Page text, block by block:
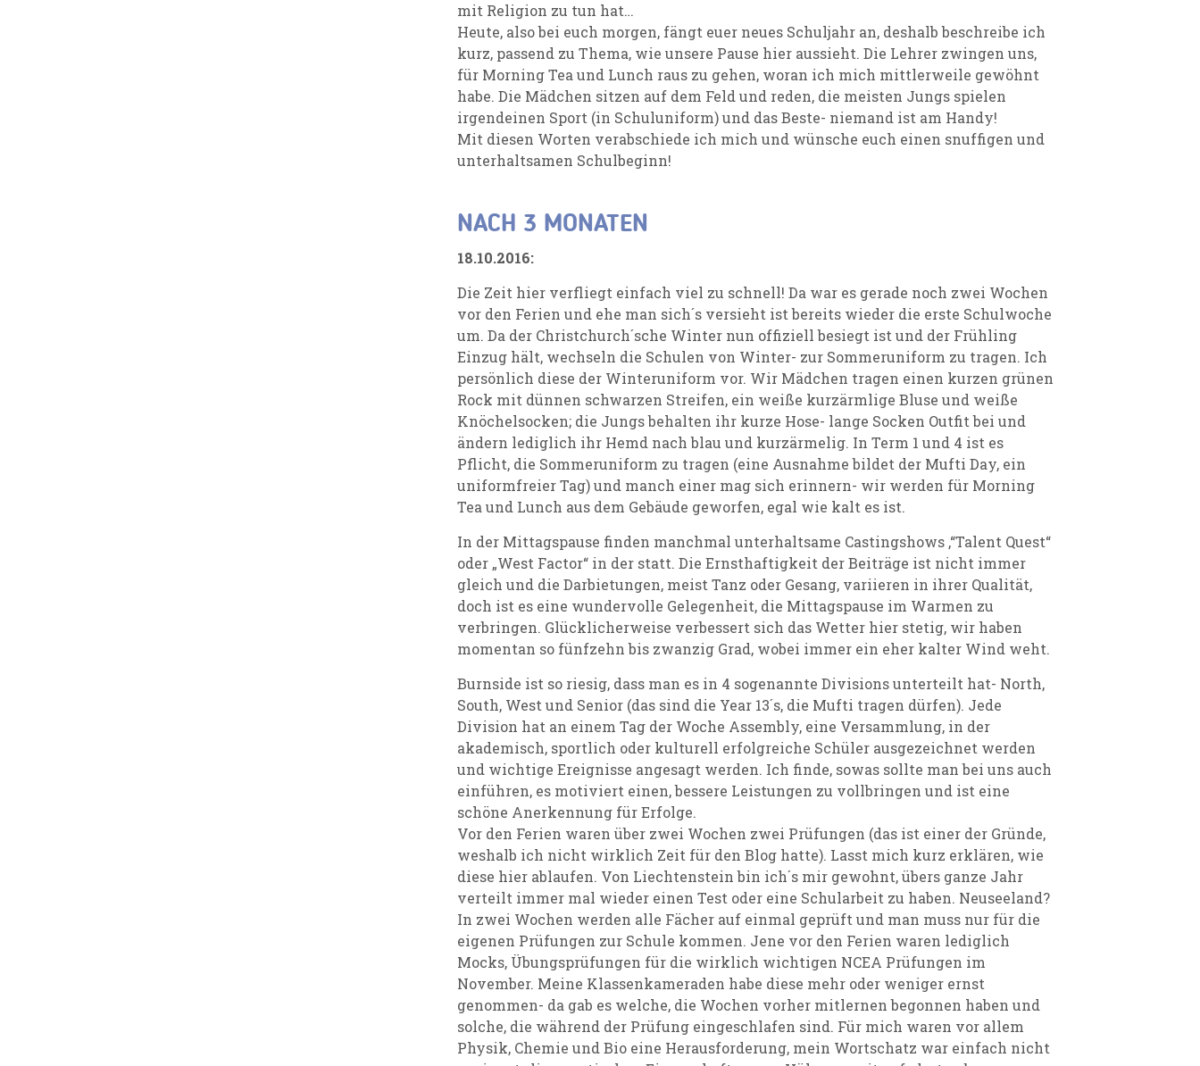
mit Religion zu tun hat…
Heute, also bei euch morgen, fängt euer neues Schuljahr an, deshalb beschreibe ich
kurz, passend zu Thema, wie unsere Pause hier aussieht. Die Lehrer zwingen uns,
für Morning Tea und Lunch raus zu gehen, woran ich mich mittlerweile gewöhnt
habe. Die Mädchen sitzen auf dem Feld und reden, die meisten Jungs spielen
irgendeinen Sport (in Schuluniform) und das Beste- niemand ist am Handy!
Mit diesen Worten verabschiede ich mich und wünsche euch einen snuffigen und
unterhaltsamen Schulbeginn!
NACH 3 MONATEN
18.10.2016:
Die Zeit hier verfliegt einfach viel zu schnell! Da war es gerade noch zwei Wochen
vor den Ferien und ehe man sich´s versieht ist bereits wieder die erste Schulwoche
um. Da der Christchurch´sche Winter nun offiziell besiegt ist und der Frühling
Einzug hält, wechseln die Schulen von Winter- zur Sommeruniform zu tragen. Ich
persönlich diese der Winteruniform vor. Wir Mädchen tragen einen kurzen grünen
Rock mit dünnen schwarzen Streifen, ein weiße kurzärmlige Bluse und weiße
Knöchelsocken; die Jungs behalten ihr kurze Hose- lange Socken Outfit bei und
ändern lediglich ihr Hemd nach blau und kurzärmelig. In Term 1 und 4 ist es
Pflicht, die Sommeruniform zu tragen (eine Ausnahme bildet der Mufti Day, ein
uniformfreier Tag) und manch einer mag sich erinnern- wir werden für Morning
Tea und Lunch aus dem Gebäude geworfen, egal wie kalt es ist.
In der Mittagspause finden manchmal unterhaltsame Castingshows ,“Talent Quest“
oder „West Factor“ in der statt. Die Ernsthaftigkeit der Beiträge ist nicht immer
gleich und die Darbietungen, meist Tanz oder Gesang, variieren in ihrer Qualität,
doch ist es eine wundervolle Gelegenheit, die Mittagspause im Warmen zu
verbringen. Glücklicherweise verbessert sich das Wetter hier stetig, wir haben
momentan so fünfzehn bis zwanzig Grad, wobei immer ein eher kalter Wind weht.
Burnside ist so riesig, dass man es in 4 sogenannte Divisions unterteilt hat- North,
South, West und Senior (das sind die Year 13´s, die Mufti tragen dürfen). Jede
Division hat an einem Tag der Woche Assembly, eine Versammlung, in der
akademisch, sportlich oder kulturell erfolgreiche Schüler ausgezeichnet werden
und wichtige Ereignisse angesagt werden. Ich finde, sowas sollte man bei uns auch
einführen, es motiviert einen, bessere Leistungen zu vollbringen und ist eine
schöne Anerkennung für Erfolge.
Vor den Ferien waren über zwei Wochen zwei Prüfungen (das ist einer der Gründe,
weshalb ich nicht wirklich Zeit für den Blog hatte). Lasst mich kurz erklären, wie
diese hier ablaufen. Von Liechtenstein bin ich´s mir gewohnt, übers ganze Jahr
verteilt immer mal wieder einen Test oder eine Schularbeit zu haben. Neuseeland?
In zwei Wochen werden alle Fächer auf einmal geprüft und man muss nur für die
eigenen Prüfungen zur Schule kommen. Jene vor den Ferien waren lediglich
Mocks, Übungsprüfungen für die wirklich wichtigen NCEA Prüfungen im
November. Meine Klassenkameraden habe diese mehr oder weniger ernst
genommen- da gab es welche, die Wochen vorher mitlernen begonnen haben und
solche, die während der Prüfung eingeschlafen sind. Für mich waren vor allem
Physik, Chemie und Bio eine Herausforderung, mein Wortschatz war einfach nicht